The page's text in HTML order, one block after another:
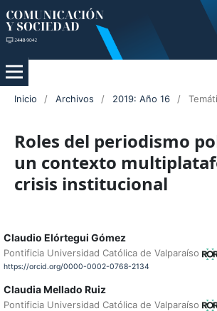
Inicio / Archivos / 2019: Año 16 /
Roles del periodismo
un contexto
crisis institucional
Claudio Elórtegui Gómez
Pontificia Universidad Católica de Valparaíso
https://orcid.org/0000-0002-0768-2134
Claudia Mellado Ruiz
Pontificia Universidad Católica de Valparaíso